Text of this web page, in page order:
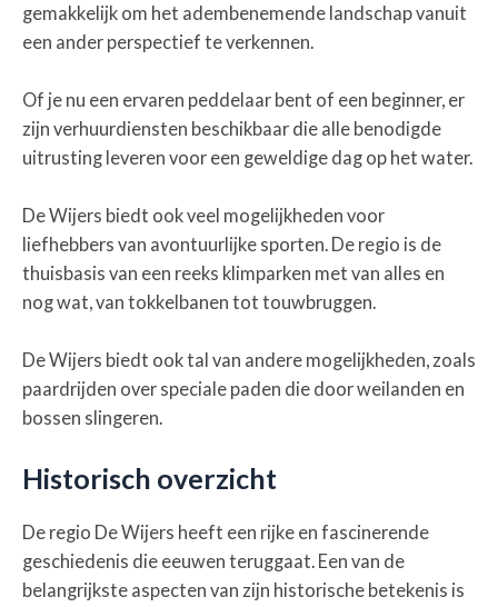
gemakkelijk om het adembenemende landschap vanuit
een ander perspectief te verkennen.
Of je nu een ervaren peddelaar bent of een beginner, er
zijn verhuurdiensten beschikbaar die alle benodigde
uitrusting leveren voor een geweldige dag op het water.
De Wijers biedt ook veel mogelijkheden voor
liefhebbers van avontuurlijke sporten. De regio is de
thuisbasis van een reeks klimparken met van alles en
nog wat, van tokkelbanen tot touwbruggen.
De Wijers biedt ook tal van andere mogelijkheden, zoals
paardrijden over speciale paden die door weilanden en
bossen slingeren.
Historisch overzicht
De regio De Wijers heeft een rijke en fascinerende
geschiedenis die eeuwen teruggaat. Een van de
belangrijkste aspecten van zijn historische betekenis is